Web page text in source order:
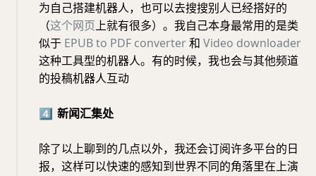
为自己搭建机器人，也可以去搜搜别人已经搭好的
（这个网页上就有很多）。我自己本身最常用的是类
似于 EPUB to PDF converter和 Video downloader
这种工具型的机器人。有的时候，我也会与其他频道
的投稿机器人互动
4️⃣ 新闻汇集处
除了以上聊到的几点以外，我还会订阅许多平台的日
报，这样可以快速的感知到世界不同的角落里在上演